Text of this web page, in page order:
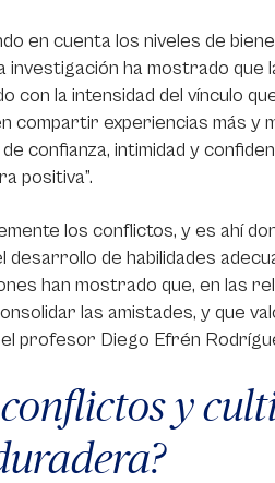
en cuenta los niveles de
ha mostrado
con la intensidad del vínculo
compartir experiencias más y
confianza, intimidad y
positiva”.
los conflictos, y es ahí
de habilidades
han mostrado que, en las
las amistades, y que
profesor Diego Efrén
y